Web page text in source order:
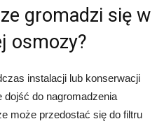
gromadzi się w
osmozy?
instalacji lub konserwacji
dojść do nagromadzenia
może przedostać się do filtru